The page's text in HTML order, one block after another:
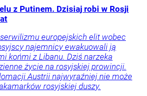
z Putinem. Dzisiaj robi w Rosji
serwilizmu europejskich elit wobec
najemnicy ewakuowali ją
końmi z Libanu. Dziś narzeka
życie na rosyjskiej prowincji.
Austrii najwyraźniej nie może
rosyjskiej duszy.